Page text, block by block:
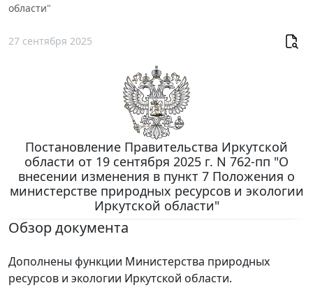
области"
27 сентября 2025
Постановление Правительства Иркутской
области от 19 сентября 2025 г. N 762-пп "О
внесении изменения в пункт 7 Положения о
министерстве природных ресурсов и экологии
Иркутской области"
Обзор документа
Дополнены функции Министерства природных
ресурсов и экологии Иркутской области.